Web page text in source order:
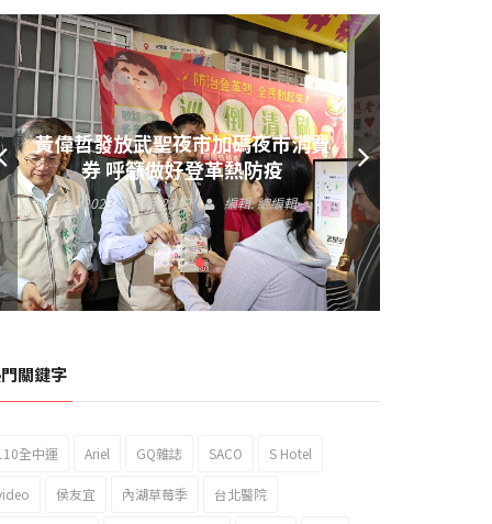
黃偉哲發放武聖夜市加碼夜市消費
券 呼籲做好登革熱防疫
2023 年 9 月 23 日 編輯:總編輯
關鍵字
全中運 Ariel GQ雜誌 SACO S Hotel
侯友宜 內湖草莓季 台北醫院